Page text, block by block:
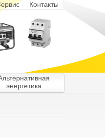
энергетика
Контакты